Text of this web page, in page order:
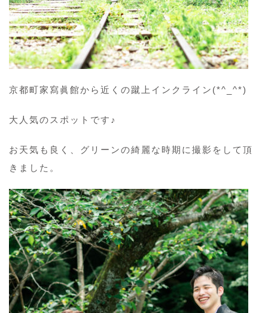
京都町家寫眞館から近くの蹴上インクライン(*^_^*)
大人気のスポットです♪
お天気も良く、グリーンの綺麗な時期に撮影をして頂
きました。